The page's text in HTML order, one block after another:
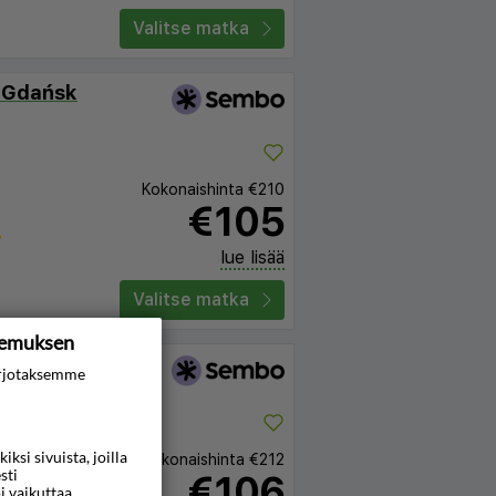
Valitse matka
Kokonaishinta €210
€105
lue lisää
Valitse matka
Kokonaishinta €212
sivuista, joilla
vaikuttaa